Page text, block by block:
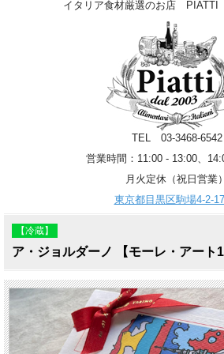
イタリア食材厳選のお店 PIATTI
TEL 03-3468-6542
営業時間：11:00 - 13:00、
月火定休（祝日営業）
東京都目黒区駒場4-2-
【冷蔵】
ア・ジョルダーノ 【モーレ・アート